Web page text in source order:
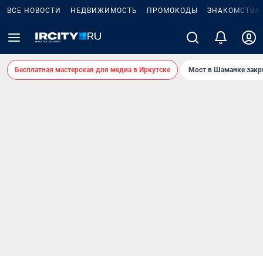
ВСЕ НОВОСТИ НЕДВИЖИМОСТЬ ПРОМОКОДЫ ЗНАКОМСТВА
Бесплатная мастерская для медиа в Иркутске Мост в Шаманке